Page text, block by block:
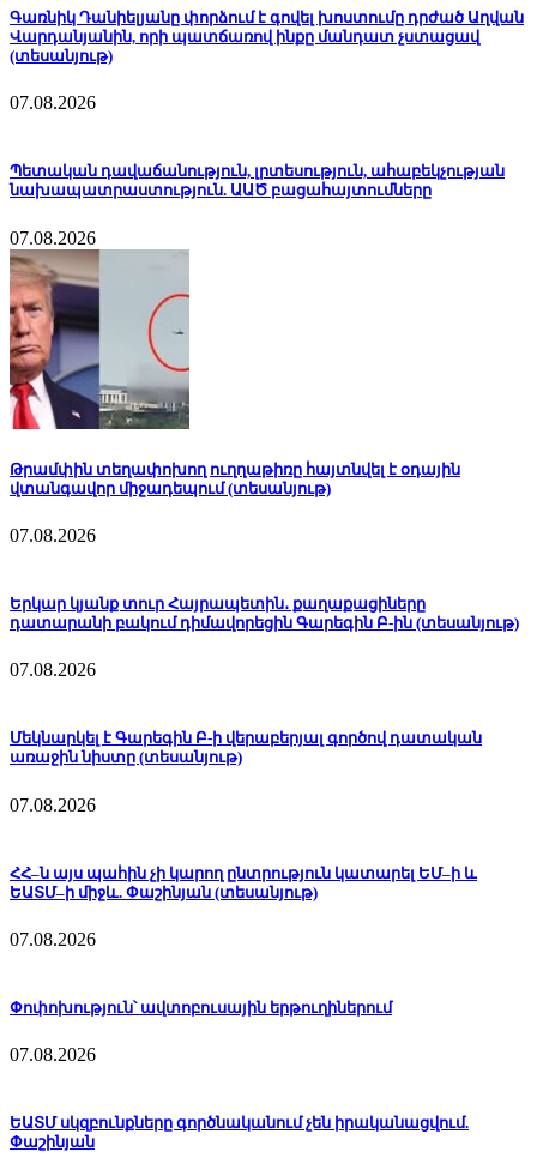
Գառնիկ Դանիելյանը փորձում է գովել խոստումը դրժած Աղվան
Վարդանյանին, որի պատճառով ինքը մանդատ չստացավ
(տեսանյութ)
07.08.2026
Պետական դավաճանություն, լրտեսություն, ահաբեկչության
նախապատրաստություն. ԱԱԾ բացահայտումները
07.08.2026
Թրամփին տեղափոխող ուղղաթիռը հայտնվել է օդային
վտանգավոր միջադեպում (տեսանյութ)
07.08.2026
Երկար կյանք տուր Հայրապետին․ քաղաքացիները
դատարանի բակում դիմավորեցին Գարեգին Բ-ին (տեսանյութ)
07.08.2026
Մեկնարկել է Գարեգին Բ-ի վերաբերյալ գործով դատական
առաջին նիստը (տեսանյութ)
07.08.2026
ՀՀ–ն այս պահին չի կարող ընտրություն կատարել ԵՄ–ի և
ԵԱՏՄ–ի միջև. Փաշինյան (տեսանյութ)
07.08.2026
Փոփոխություն՝ ավտոբուսային երթուղիներում
07.08.2026
ԵԱՏՄ սկզբունքները գործնականում չեն իրականացվում.
Փաշինյան